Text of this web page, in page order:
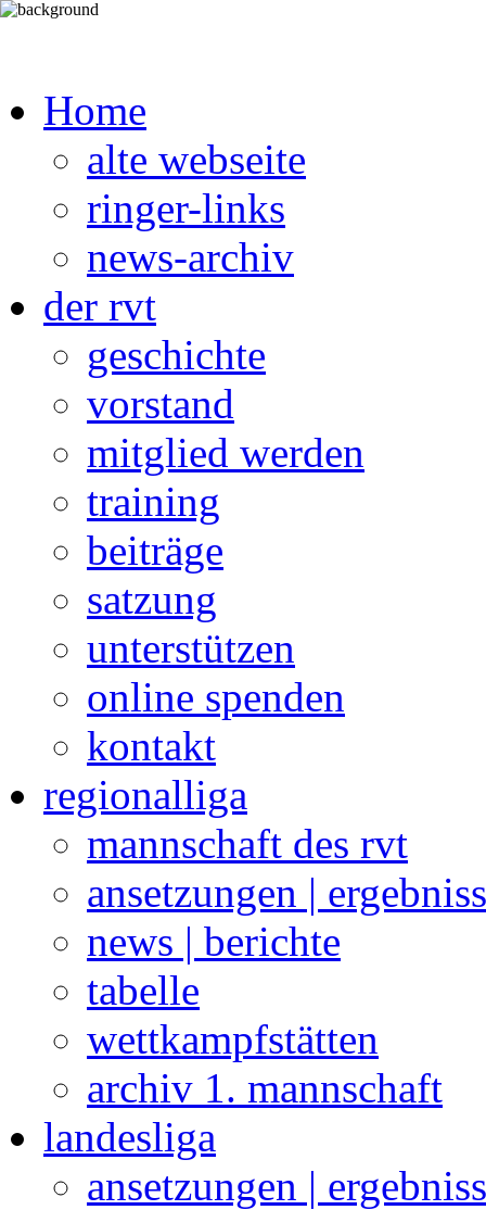
Home
alte webseite
ringer-links
news-archiv
der rvt
geschichte
vorstand
mitglied werden
training
beiträge
satzung
unterstützen
online spenden
kontakt
regionalliga
mannschaft des rvt
ansetzungen |
news | berichte
tabelle
wettkampfstätten
archiv 1. mannschaft
landesliga
ansetzungen |